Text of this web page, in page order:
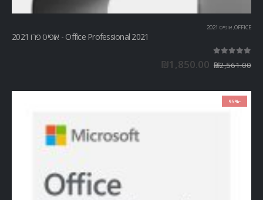
OFFICE
, אופיס 2021
Office Professional 2021 - אופיס פרו 2021
₪2,561.00
₪1,850.00
-95%